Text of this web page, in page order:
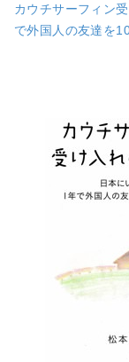
カウチサーフィン
で外国人の友達を